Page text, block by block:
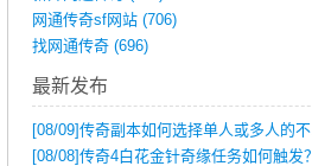
网通传奇sf网站 (706)
找网通传奇 (696)
最新发布
[08/09]传奇副本如何选择单人或多人的不同模式？
[08/08]传奇4白花金针奇缘任务如何触发？完整攻略解析